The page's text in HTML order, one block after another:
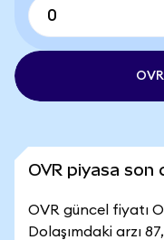
OVR piyasa son
OVR güncel fiyatı
Dolaşımdaki arzı